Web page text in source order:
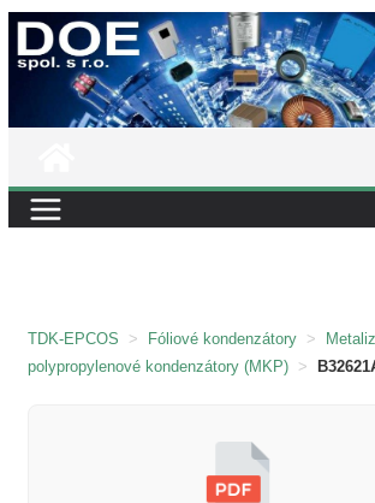
Přeskočit
na
TDK-EPCOS > Fóliové kondenzátory >
polypropylenové kondenzátory (MKP) >